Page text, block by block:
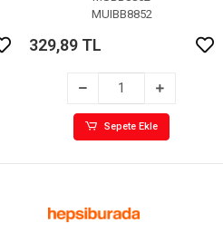
MUIBB8852
329,89 TL
Sepete Ekle